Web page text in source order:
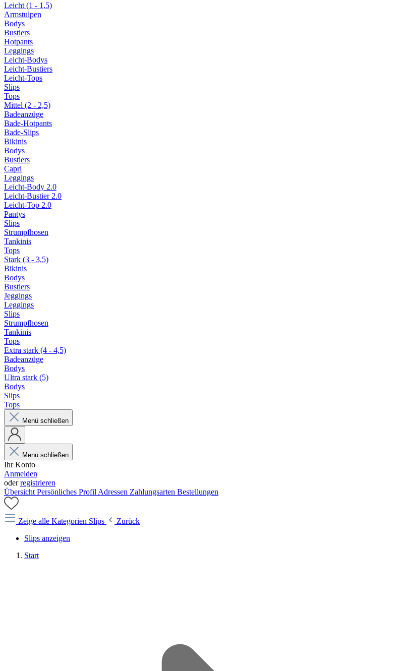
Leicht (1 - 1,5)
Armstulpen
Bodys
Bustiers
Hotpants
Leggings
Leicht-Bodys
Leicht-Bustiers
Leicht-Tops
Slips
Tops
Mittel (2 - 2,5)
Badeanzüge
Bade-Hotpants
Bade-Slips
Bikinis
Bodys
Bustiers
Capri
Leggings
Leicht-Body 2.0
Leicht-Bustier 2.0
Leicht-Top 2.0
Pantys
Slips
Strumpfhosen
Tankinis
Tops
Stark (3 - 3,5)
Bikinis
Bodys
Bustiers
Jeggings
Leggings
Slips
Strumpfhosen
Tankinis
Tops
Extra stark (4 - 4,5)
Badeanzüge
Bodys
Ultra stark (5)
Bodys
Slips
Tops
Menü schließen
Menü schließen
Ihr Konto
Anmelden
oderregistrieren
Übersicht Persönliches Profil Adressen Zahlungsarten Bestellungen
Zeige alle Kategorien Slips
Zurück
Slips anzeigen
Start